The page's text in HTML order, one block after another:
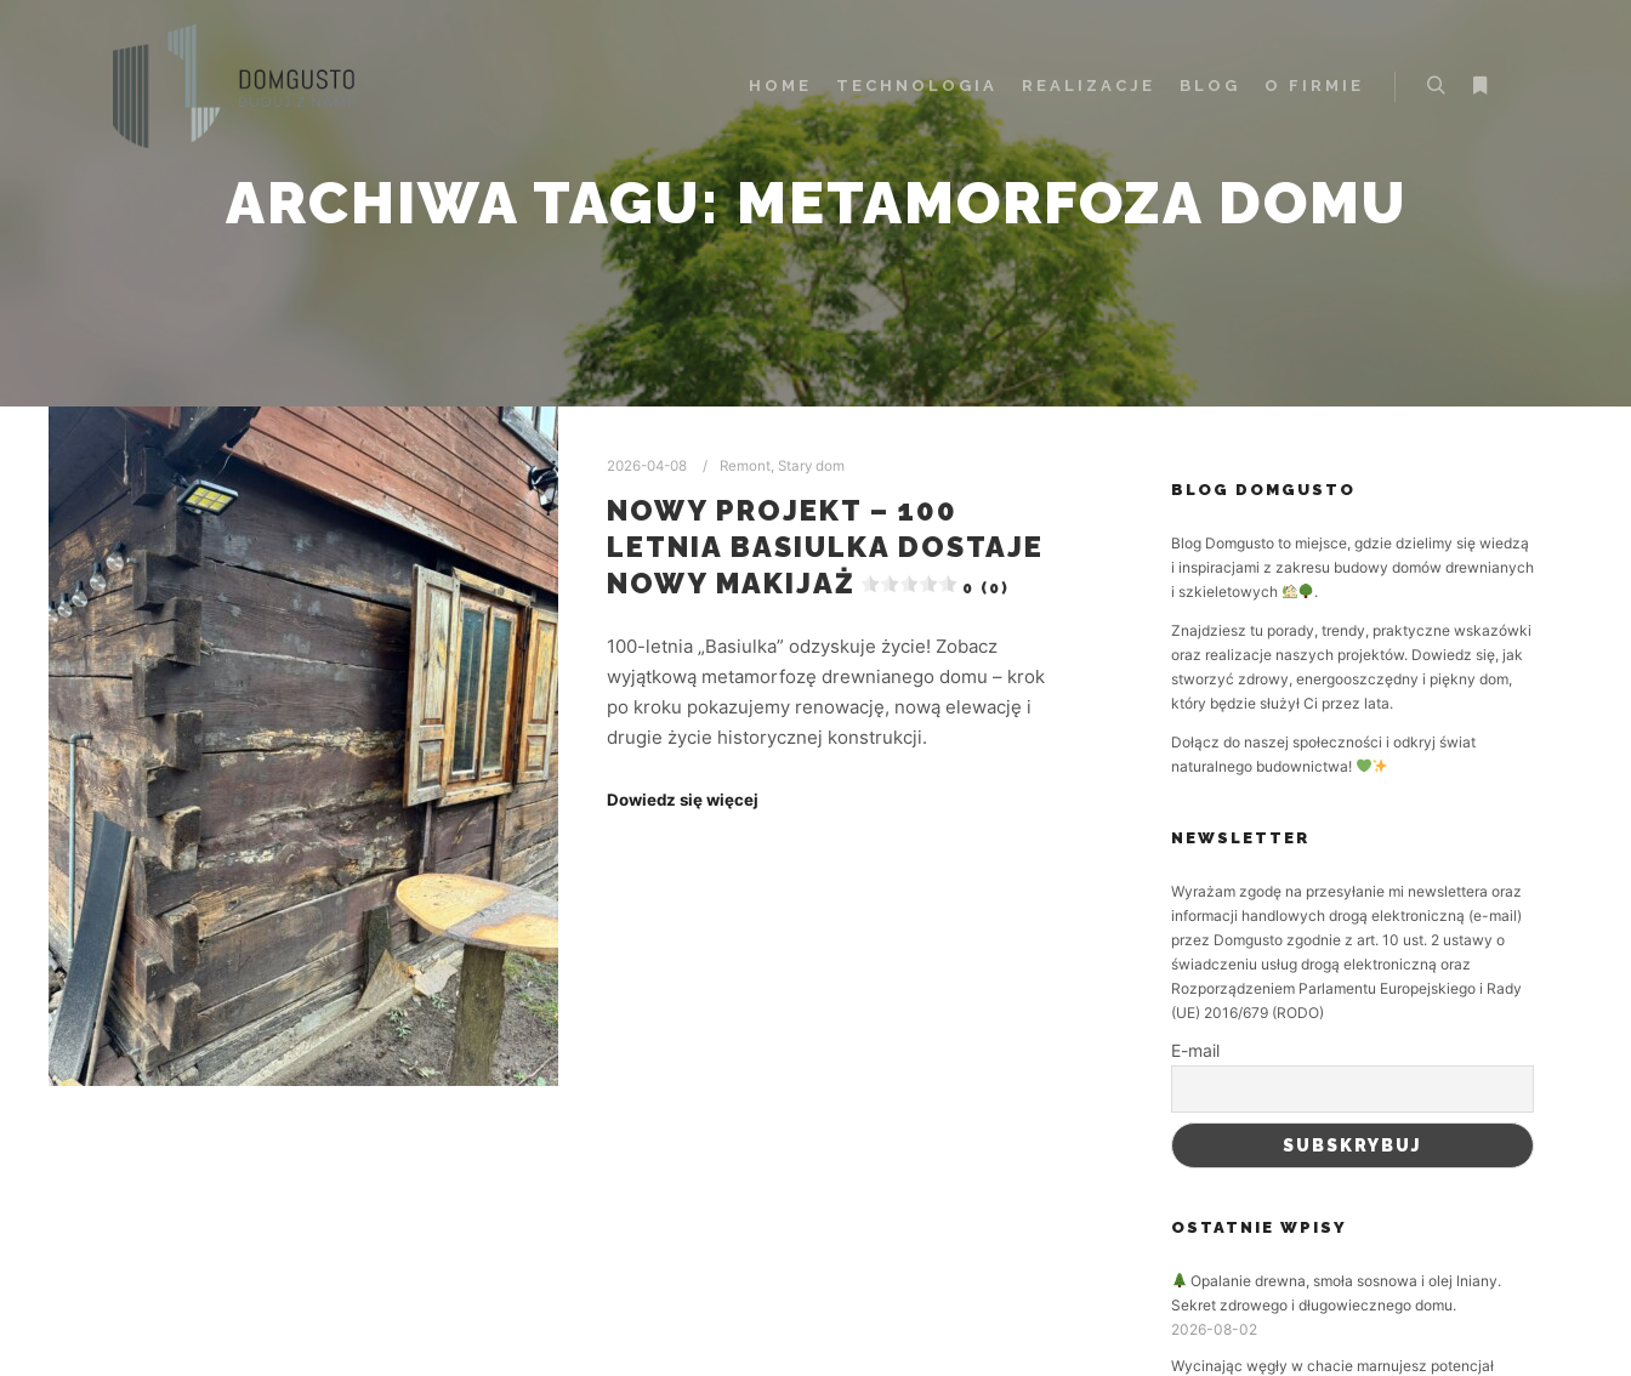
HOME TECHNOLOGIA REALIZACJE BLOG
O FIRMIE
ARCHIWA TAGU:METAMORFOZA DOMU
2026-04-08 Remont, Stary dom
NOWY PROJEKT – 100
LETNIA BASIULKA DOSTAJE
NOWY MAKIJAŻ
0 (0)
100-letnia „Basiulka” odzyskuje życie! Zobacz
wyjątkową metamorfozę drewnianego domu – krok
po kroku pokazujemy renowację, nową elewację i
drugie życie historycznej konstrukcji.
Dowiedz się więcej
BLOG DOMGUSTO
Blog Domgusto to miejsce, gdzie dzielimy się wiedzą
i inspiracjami z zakresu budowy domów drewnianych
i szkieletowych
.
Znajdziesz tu porady, trendy, praktyczne wskazówki
oraz realizacje naszych projektów. Dowiedz się, jak
stworzyć zdrowy, energooszczędny i piękny dom,
który będzie służył Ci przez lata.
Dołącz do naszej społeczności i odkryj świat
naturalnego budownictwa!
NEWSLETTER
Wyrażam zgodę na przesyłanie mi newslettera oraz
informacji handlowych drogą elektroniczną (e-mail)
przez Domgusto zgodnie z art. 10 ust. 2 ustawy o
świadczeniu usług drogą elektroniczną oraz
Rozporządzeniem Parlamentu Europejskiego i Rady
(UE) 2016/679 (RODO)
E-mail
OSTATNIE WPISY
Opalanie drewna, smoła sosnowa i olej lniany.
Sekret zdrowego i długowiecznego domu.
2026-08-02
Wycinając węgły w chacie marnujesz potencjał